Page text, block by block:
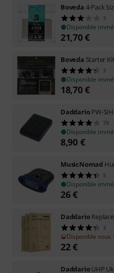
Boveda 4-Pack
3
Disponible
21,70€
Boveda Starter
3
Disponible
18,70€
DaddarioPW-
78
Disponible
8,90 €
MusicNomad
5
Disponible
26€
Daddario
3
Disponible sous
22€
DaddarioUHP